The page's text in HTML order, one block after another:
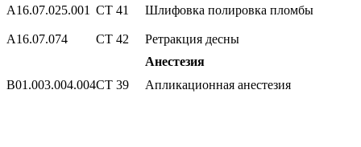
А16.07.025.001 СТ 41 Шлифовка полировка пломбы
А16.07.074 СТ 42
Ретракция десны
Анестезия
В01.003.004.004СТ 39 Апликационная анестезия